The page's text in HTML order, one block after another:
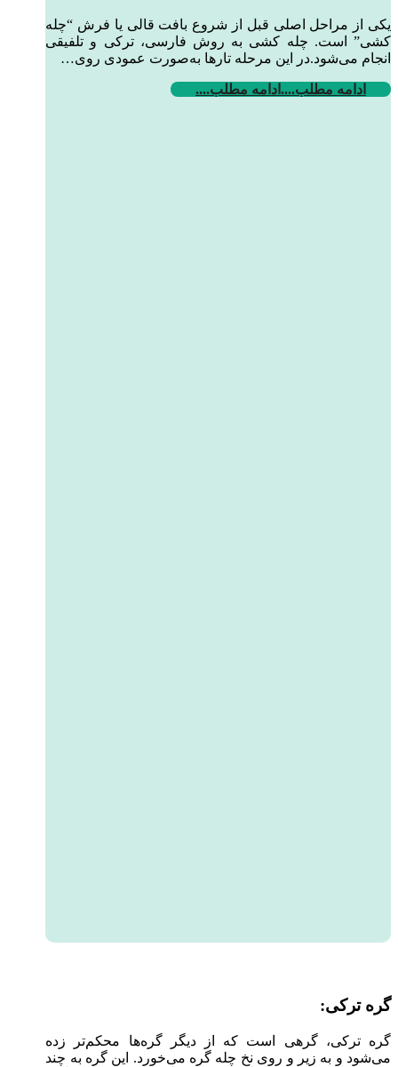
یکی از مراحل اصلی قبل از شروع بافت قالی یا فرش “چله
کشی” است. چله کشی به روش فارسی، ترکی و تلفیقی
انجام می‌شود.در این مرحله تارها به‌صورت عمودی روی…
ادامه مطلب.... ادامه مطلب....
گره ترکی:
گره ترکی، گرهی است که از دیگر گره‌ها محکم‌تر زده
می‌شود و به زیر و روی نخ چله گره می‌خورد. این گره به چند